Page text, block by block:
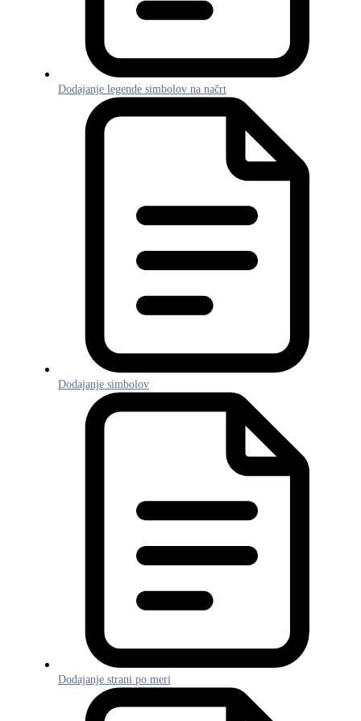
Dodajanje legende simbolov na načrt
Dodajanje simbolov
Dodajanje strani po meri